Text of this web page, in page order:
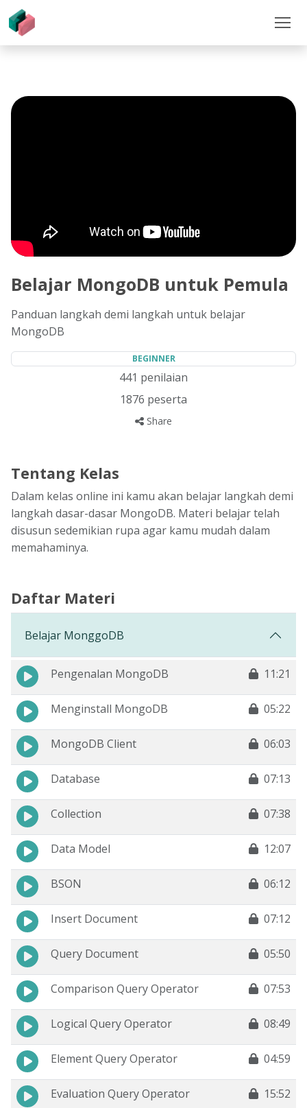
Belajar MongoDB untuk Pemula
Panduan langkah demi langkah untuk belajar
MongoDB
BEGINNER
441 penilaian
1876 peserta
Share
Tentang Kelas
Dalam kelas online ini kamu akan belajar langkah demi
langkah dasar-dasar MongoDB. Materi belajar telah
disusun sedemikian rupa agar kamu mudah dalam
memahaminya.
Daftar Materi
Belajar MonggoDB
Pengenalan MongoDB 11:21
Menginstall MongoDB 05:22
MongoDB Client 06:03
Database 07:13
Collection 07:38
Data Model 12:07
BSON 06:12
Insert Document 07:12
Query Document 05:50
Comparison Query Operator 07:53
Logical Query Operator 08:49
Element Query Operator 04:59
Evaluation Query Operator 15:52